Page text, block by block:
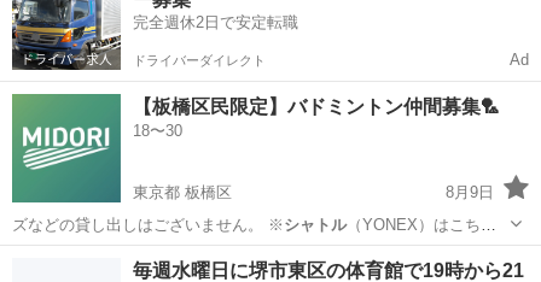
完全週休2日で安定転職
ドライバーダイレクト Ad
【板橋区民限定】バドミントン仲間募集🏸
18〜30
東京都 板橋区
8月9日
ズなどの貸し出しはございません。 ※ シャトル（YONEX）はこちら
でご用意します…
バドミントン
毎週水曜日に堺市東区の体育館で19時から21